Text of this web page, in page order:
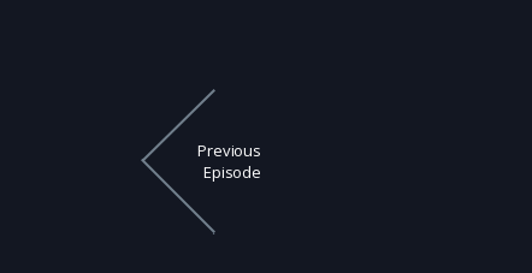
Previous
Episode